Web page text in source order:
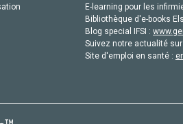
E-learning pour les
Bibliothèque d'e-books
Blog special IFSI :
Suivez notre actualité
Site d'emploi en santé :